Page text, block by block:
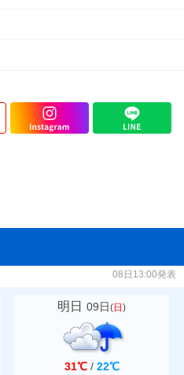
08日13:00発表
明日 09日(日)
31℃ / 22℃